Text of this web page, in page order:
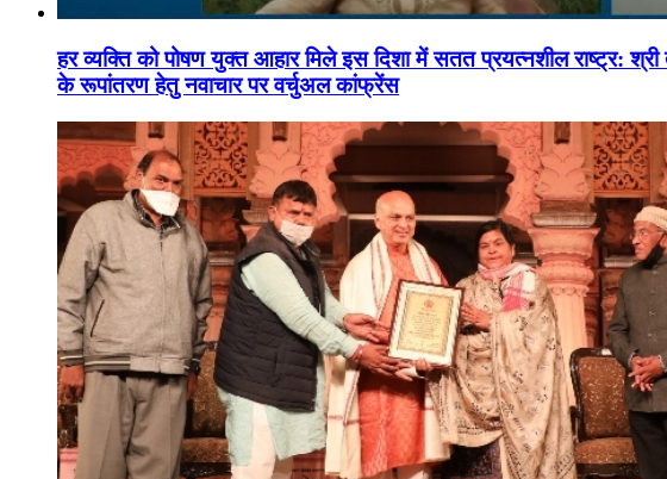
हर व्यक्ति को पोषण युक्त आहार मिले इस दिशा में सतत प्रयत्नशील राष्ट्र:
के रूपांतरण हेतु नवाचार पर वर्चुअल कांफ्रेंस